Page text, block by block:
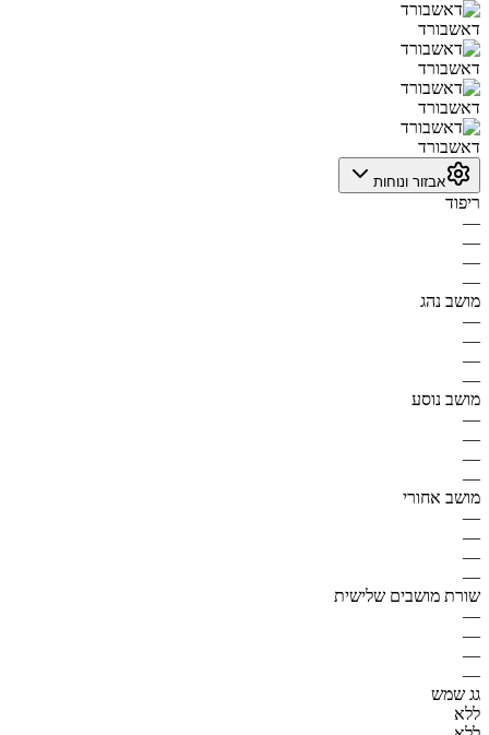
דאשבורד
דאשבורד
דאשבורד
דאשבורד
אבזור ונוחות
ריפוד
—
—
—
—
מושב נהג
—
—
—
—
מושב נוסע
—
—
—
—
מושב אחורי
—
—
—
—
שורת מושבים שלישית
—
—
—
—
גג שמש
ללא